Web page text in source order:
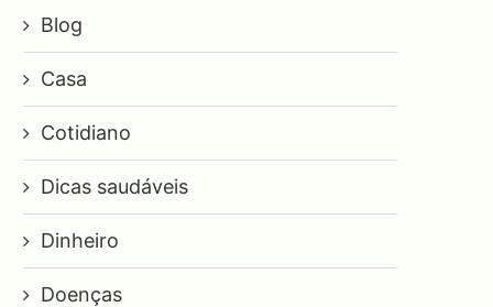
Blog
Casa
Cotidiano
Dicas saudáveis
Dinheiro
Doenças